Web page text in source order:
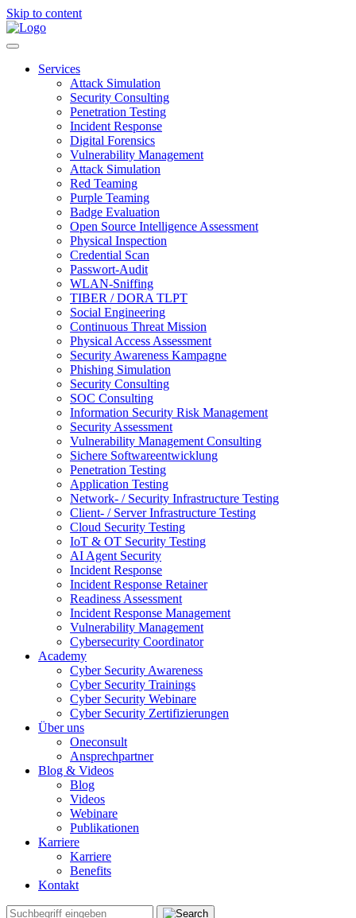
Skip to content
Services
Attack Simulation
Security Consulting
Penetration Testing
Incident Response
Digital Forensics
Vulnerability Management
Attack Simulation
Red Teaming
Purple Teaming
Badge Evaluation
Open Source Intelligence Assessment
Physical Inspection
Credential Scan
Passwort-Audit
WLAN-Sniffing
TIBER / DORA TLPT
Social Engineering
Continuous Threat Mission
Physical Access Assessment
Security Awareness Kampagne
Phishing Simulation
Security Consulting
SOC Consulting
Information Security Risk Management
Security Assessment
Vulnerability Management Consulting
Sichere Softwareentwicklung
Penetration Testing
Application Testing
Network- / Security Infrastructure Testing
Client- / Server Infrastructure Testing
Cloud Security Testing
IoT & OT Security Testing
AI Agent Security
Incident Response
Incident Response Retainer
Readiness Assessment
Incident Response Management
Vulnerability Management
Cybersecurity Coordinator
Academy
Cyber Security Awareness
Cyber Security Trainings
Cyber Security Webinare
Cyber Security Zertifizierungen
Über uns
Oneconsult
Ansprechpartner
Blog & Videos
Blog
Videos
Webinare
Publikationen
Karriere
Karriere
Benefits
Kontakt